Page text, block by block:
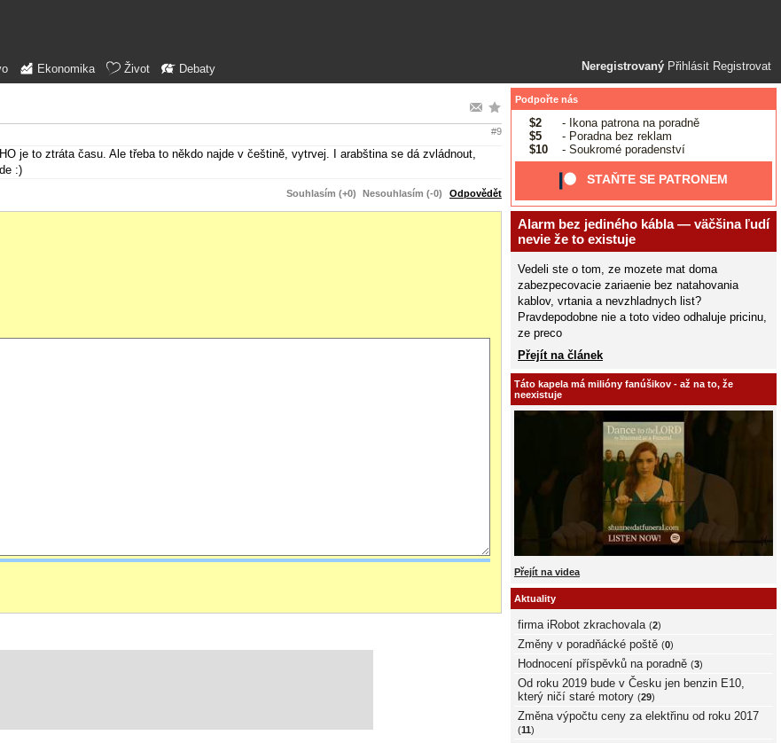
Neregistrovaný Přihlásit Registrovat
Ekonomika Život Debaty
#9
je to ztráta času. Ale třeba to někdo najde v češtině, vytrvej. I arabština se dá zvládnout,
:)
Souhlasím (+0) Nesouhlasím (-0) Odpovědět
Podpořte nás
$2
- Ikona patrona na poradně
$5
- Poradna bez reklam
$10
- Soukromé poradenství
STAŇTE SE PATRONEM
Alarm bez jediného kábla — väčšina ľudí
nevie že to existuje
Vedeli ste o tom, ze mozete mat doma
zabezpecovacie zariaenie bez natahovania
kablov, vrtania a nevzhladnych list?
Pravdepodobne nie a toto video odhaluje pricinu,
ze preco
Přejít na článek
Táto kapela má milióny fanúšikov - až na to, že
neexistuje
Přejít na videa
Aktuality
firma iRobot zkrachovala (2)
Změny v poradňácké poště (0)
Hodnocení příspěvků na poradně (3)
Od roku 2019 bude v Česku jen benzin E10,
který ničí staré motory (29)
Změna výpočtu ceny za elektřinu od roku 2017
(11)